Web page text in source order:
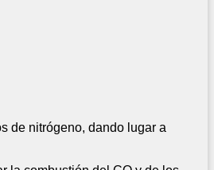
de nitrógeno, dando lugar a